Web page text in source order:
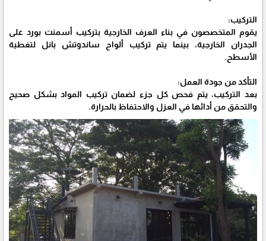
التركيب:
يقوم المتخصصون في بناء العرف الخارجية بتركيب أسمنت بورد على
الجدران الخارجية، بينما يتم تركيب ألواح ساندوتش بانل لتغطية
الأسطح.
التأكد من جودة العمل:
بعد التركيب، يتم فحص كل جزء لضمان تركيب المواد بشكل صحيح
والتحقق من أدائها في العزل والاحتفاظ بالحرارة.